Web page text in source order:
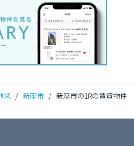
域 / 新座市 / 新座市の1Rの賃貸物件